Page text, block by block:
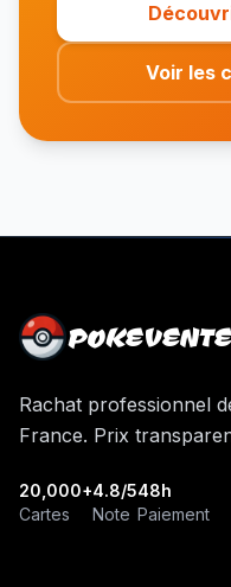
Voir les
Rachat professionnel
France. Prix
20,000+
Cartes
4.8/5
Note
48h
Paiement